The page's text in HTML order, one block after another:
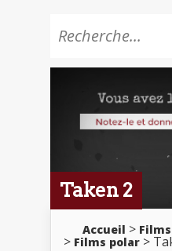
Taken 2
Accueil
Films polar